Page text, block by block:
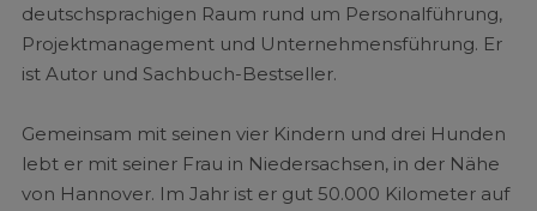
deutschsprachigen Raum rund um Personalführung,
Projektmanagement und Unternehmensführung. Er
ist Autor und Sachbuch-Bestseller.
Gemeinsam mit seinen vier Kindern und drei Hunden
lebt er mit seiner Frau in Niedersachsen, in der Nähe
von Hannover. Im Jahr ist er gut 50.000 Kilometer auf